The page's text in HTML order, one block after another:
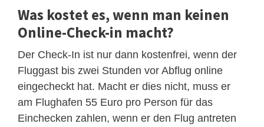
Was kostet es, wenn man keinen
Online-Check-in macht?
Der Check-In ist nur dann kostenfrei, wenn der
Fluggast bis zwei Stunden vor Abflug online
eingecheckt hat. Macht er dies nicht, muss er
am Flughafen 55 Euro pro Person für das
Einchecken zahlen, wenn er den Flug antreten